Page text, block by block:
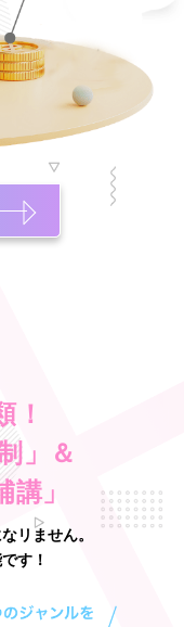
！
」＆
講」
リません。
す！